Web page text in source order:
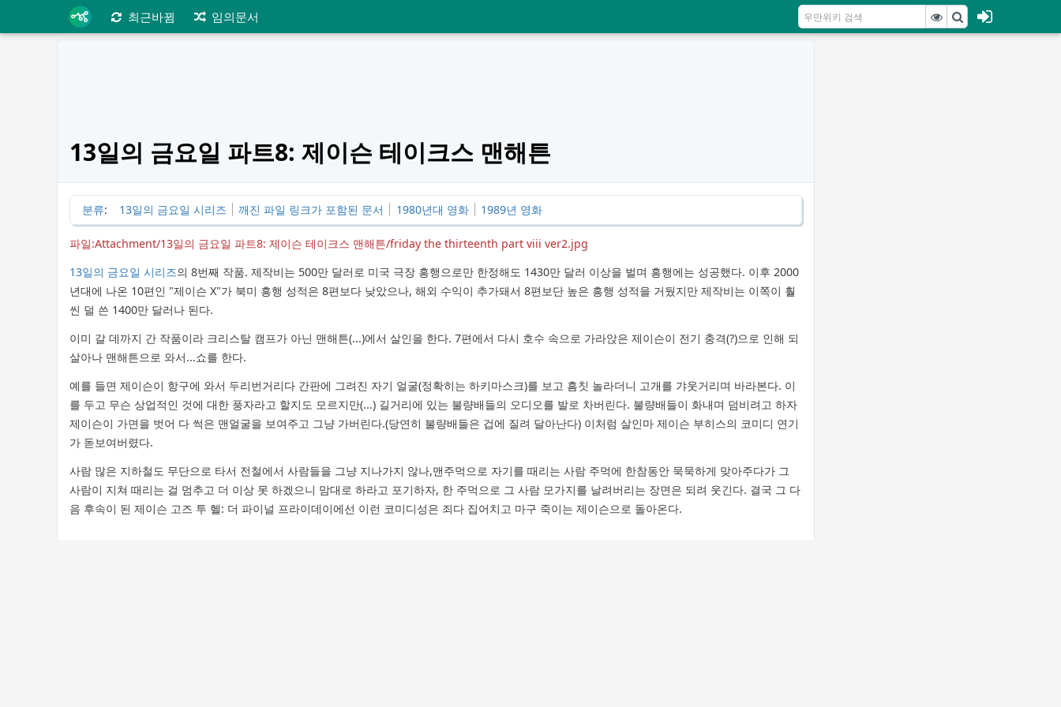
최근바뀜 임의문서
13일의 금요일 파트8: 제이슨 테이크스 맨해튼
분류: 13일의 금요일 시리즈 깨진 파일 링크가 포함된 문서 1980년대 영화 1989년 영화
파일:Attachment/13일의 금요일 파트8: 제이슨 테이크스 맨해튼/friday the thirteenth part viii ver2.jpg
13일의 금요일 시리즈의 8번째 작품. 제작비는 500만 달러로 미국 극장 흥행으로만 한정해도 1430만 달러 이상을 벌며 흥행에는 성공했다. 이후 2000
년대에 나온 10편인 "제이슨 X"가 북미 흥행 성적은 8편보다 낮았으나, 해외 수익이 추가돼서 8편보단 높은 흥행 성적을 거뒀지만 제작비는 이쪽이 훨
씬 덜 쓴 1400만 달러나 된다.
이미 갈 데까지 간 작품이라 크리스탈 캠프가 아닌 맨해튼(...)에서 살인을 한다. 7편에서 다시 호수 속으로 가라앉은 제이슨이 전기 충격(?)으로 인해 되
살아나 맨해튼으로 와서...쇼를 한다.
예를 들면 제이슨이 항구에 와서 두리번거리다 간판에 그려진 자기 얼굴(정확히는 하키마스크)를 보고 흠칫 놀라더니 고개를 갸웃거리며 바라본다. 이
를 두고 무슨 상업적인 것에 대한 풍자라고 할지도 모르지만(...) 길거리에 있는 불량배들의 오디오를 발로 차버린다. 불량배들이 화내며 덤비려고 하자
제이슨이 가면을 벗어 다 썩은 맨얼굴을 보여주고 그냥 가버린다.(당연히 불량배들은 겁에 질려 달아난다) 이처럼 살인마 제이슨 부히스의 코미디 연기
가 돋보여버렸다.
사람 많은 지하철도 무단으로 타서 전철에서 사람들을 그냥 지나가지 않나,맨주먹으로 자기를 때리는 사람 주먹에 한참동안 묵묵하게 맞아주다가 그
사람이 지쳐 때리는 걸 멈추고 더 이상 못 하겠으니 맘대로 하라고 포기하자, 한 주먹으로 그 사람 모가지를 날려버리는 장면은 되려 웃긴다. 결국 그 다
음 후속이 된 제이슨 고즈 투 헬: 더 파이널 프라이데이에선 이런 코미디성은 죄다 집어치고 마구 죽이는 제이슨으로 돌아온다.